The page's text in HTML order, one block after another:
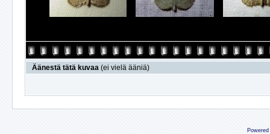
Äänestä tätä kuvaa (ei vielä ääniä)